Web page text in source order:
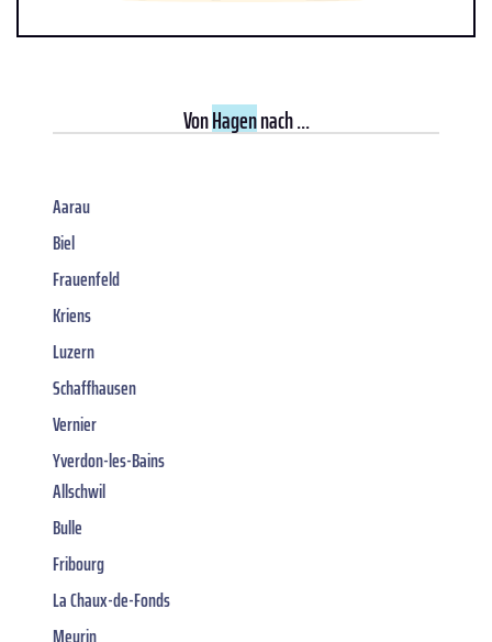
VonHagennach ...
Aarau
Biel
Frauenfeld
Kriens
Luzern
Schaffhausen
Vernier
Yverdon-les-Bains
Allschwil
Bulle
Fribourg
La Chaux-de-Fonds